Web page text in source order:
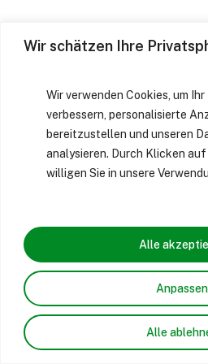
Wir schätzen Ihre
Wir verwenden Cookies, um
verbessern, personalisierte
bereitzustellen und unseren
analysieren. Durch Klicken
willigen Sie in unsere
Anpassen
Alle
Alle